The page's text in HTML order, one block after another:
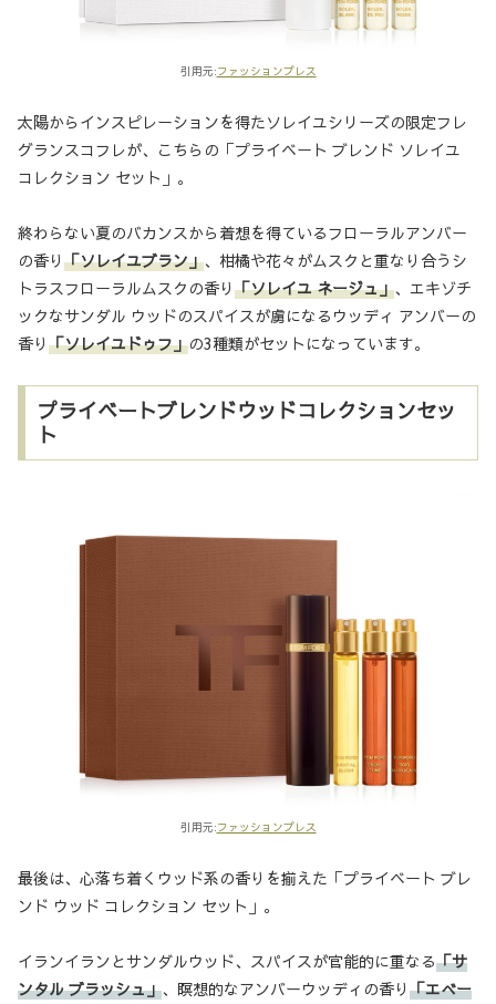
引用元:ファッションプレス
太陽からインスピレーションを得たソレイユシリーズの限定フレ
グランスコフレが、こちらの「プライベート ブレンド ソレイユ
コレクション セット」。
終わらない夏のバカンスから着想を得ているフローラルアンバー
の香り 「ソレイユブラン」、柑橘や花々がムスクと重なり合うシ
トラスフローラルムスクの香り 「ソレイユ ネージュ」、エキゾチ
ックなサンダル ウッドのスパイスが虜になるウッディ アンバーの
香り 「ソレイユドゥフ」の3種類がセットになっています。
プライベートブレンドウッドコレクションセッ
ト
引用元:ファッションプレス
最後は、心落ち着くウッド系の香りを揃えた「プライベート ブレ
ンド ウッド コレクション セット」。
イランイランとサンダルウッド、スパイスが官能的に重なる「サ
ンタル ブラッシュ」、瞑想的なアンバーウッディの香り 「エべー